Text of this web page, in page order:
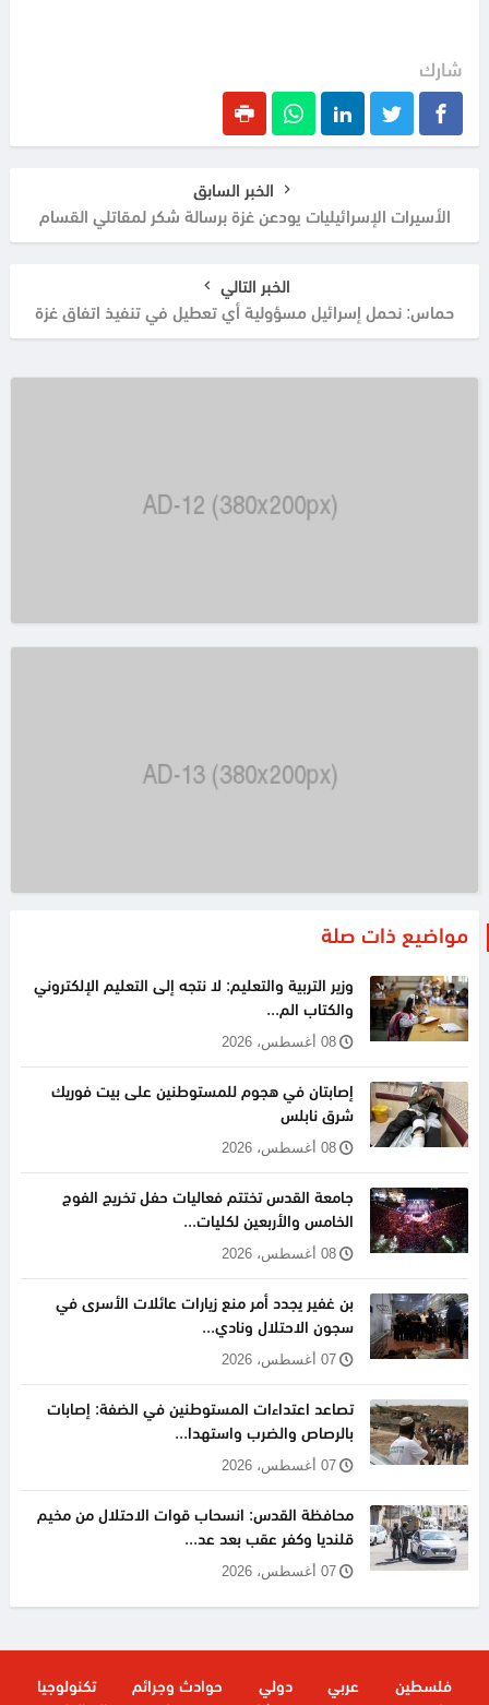
شارك
الخبر السابق
الأسيرات الإسرائيليات يودعن غزة برسالة شكر لمقاتلي القسام
الخبر التالي
حماس: نحمل إسرائيل مسؤولية أي تعطيل في تنفيذ اتفاق غزة
مواضيع ذات صلة
وزير التربية والتعليم: لا نتجه إلى التعليم الإلكتروني
والكتاب الم...
08 أغسطس، 2026
إصابتان في هجوم للمستوطنين على بيت فوريك
شرق نابلس
08 أغسطس، 2026
جامعة القدس تختتم فعاليات حفل تخريج الفوج
الخامس والأربعين لكليات...
08 أغسطس، 2026
بن غفير يجدد أمر منع زيارات عائلات الأسرى في
سجون الاحتلال ونادي...
07 أغسطس، 2026
تصاعد اعتداءات المستوطنين في الضفة: إصابات
بالرصاص والضرب واستهدا...
07 أغسطس، 2026
محافظة القدس: انسحاب قوات الاحتلال من مخيم
قلنديا وكفر عقب بعد عد...
07 أغسطس، 2026
فلسطين عربي دولي حوادث وجرائم
تكنولوجيا